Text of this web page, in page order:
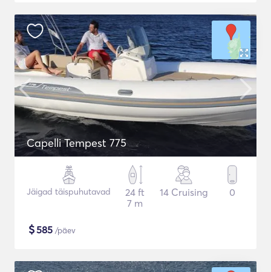
Capelli Tempest 775
Jäigad täispuhutavad
24 ft
7 m
14 Cruising 0
$585 /päev